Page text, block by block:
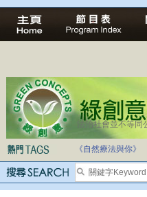
法治社會並不等同
自家教育合法化-
《自然療法與你》